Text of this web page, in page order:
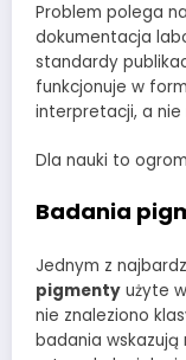
Problem polega
dokumentacja
standardy
funkcjonuje w
interpretacji, a
Dla nauki to
Badania
Jednym z
pigmenty użyte
nie znaleziono
badania wskazują